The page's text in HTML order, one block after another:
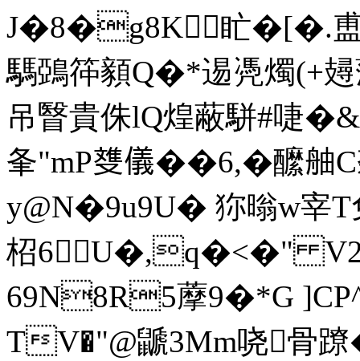
J�8�g8K盳�[�.盙
騳鵶筗顡Q�*逷凴燭(+
吊瞖貴侏lQ煌蔽駢#
夆"mP﨎儀��6,�醿舳
y@N�9u9U� 狝暡 w宰
柖6U�,q�<�"
69N8R5藦9�*G ]CP^
TV�"@鼶3Mm哓骨